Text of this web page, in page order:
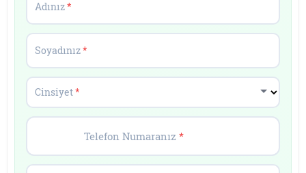
Adınız*
Soyadınız*
Cinsiyet*
Telefon Numaranız *